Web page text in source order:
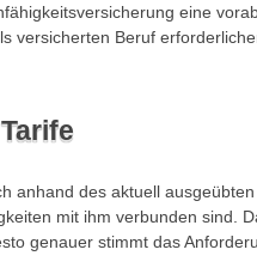
eine
versicherten Beruf
anhand des aktuell
mit ihm verbunden sind.
genauer stimmt das